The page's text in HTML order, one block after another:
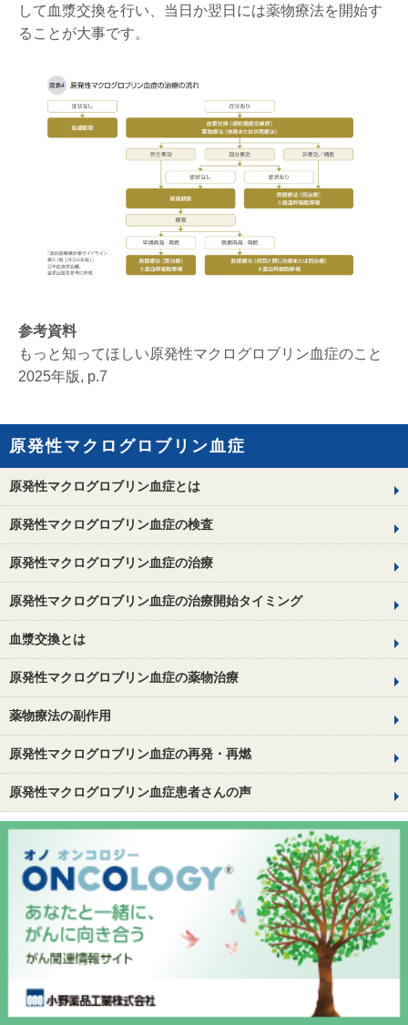
して血漿交換を行い、当日か翌日には薬物療法を開始す
ることが大事です。
参考資料
もっと知ってほしい原発性マクログロブリン血症のこと
2025年版, p.7
原発性マクログロブリン血症
原発性マクログロブリン血症とは
原発性マクログロブリン血症の検査
原発性マクログロブリン血症の治療
原発性マクログロブリン血症の治療開始タイミング
血漿交換とは
原発性マクログロブリン血症の薬物治療
薬物療法の副作用
原発性マクログロブリン血症の再発・再燃
原発性マクログロブリン血症患者さんの声